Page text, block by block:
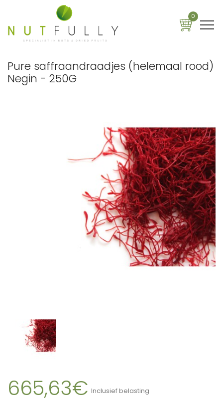
0
Pure saffraandraadjes (helemaal rood)
Negin - 250G
665,63€ Inclusief belasting